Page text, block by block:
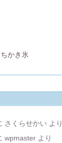
かき氷
さくらせかい より
wpmaster より